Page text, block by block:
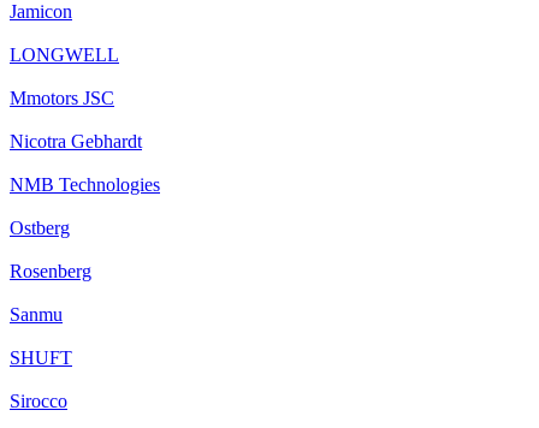
Jamicon
LONGWELL
Mmotors JSC
Nicotra Gebhardt
NMB Technologies
Ostberg
Rosenberg
Sanmu
SHUFT
Sirocco